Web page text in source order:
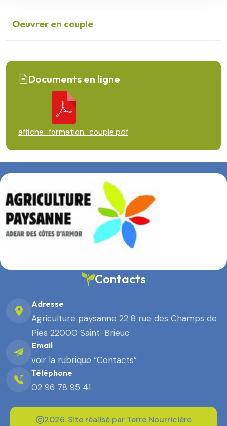
Oeuvrer en couple
Documents en ligne
affiche_formation_couple.pdf
Contacts
Adresse
Agriculture paysanne 22 8 rue des Champs de
Pies 22000 Saint-Brieuc
Email
voir la rubrique “Contacts”
Téléphone
02 96 78 95 41
2026. Site réalisé par Terre Nourricière